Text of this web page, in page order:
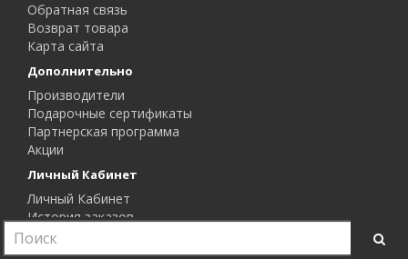
Обратная связь
Возврат товара
Карта сайта
Дополнительно
Производители
Подарочные сертификаты
Партнерская программа
Акции
Личный Кабинет
Личный Кабинет
История заказов
Закладки
Рассылка